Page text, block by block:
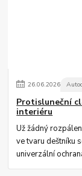
26.06.2026
Protisluneční
interiéru
Už žádný
ve tvaru deštníku
univerzální